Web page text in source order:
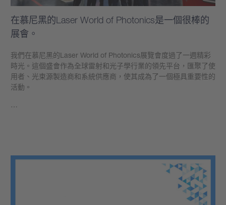
在慕尼黑的Laser World of Photonics是一個很棒的
展會。
我們在慕尼黑的Laser World of Photonics展覽會度過了一週精彩
時光。這個盛會作為全球雷射和光子學行業的領先平台，匯聚了使
用者、光束源製造商和系統供應商，使其成為了一個極具重要性的
活動。
…